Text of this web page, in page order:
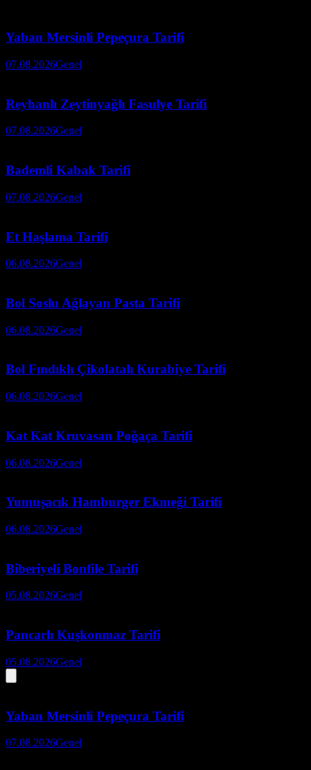
Yaban Mersinli Pepeçura Tarifi
07.08.2026Genel
Reyhanlı Zeytinyağlı Fasulye Tarifi
07.08.2026Genel
Bademli Kabak Tarifi
07.08.2026Genel
Et Haşlama Tarifi
06.08.2026Genel
Bol Soslu Ağlayan Pasta Tarifi
06.08.2026Genel
Bol Fındıklı Çikolatalı Kurabiye Tarifi
06.08.2026Genel
Kat Kat Kruvasan Poğaça Tarifi
06.08.2026Genel
Yumuşacık Hamburger Ekmeği Tarifi
06.08.2026Genel
Biberiyeli Bonfile Tarifi
05.08.2026Genel
Pancarlı Kuşkonmaz Tarifi
05.08.2026Genel
Yaban Mersinli Pepeçura Tarifi
07.08.2026Genel